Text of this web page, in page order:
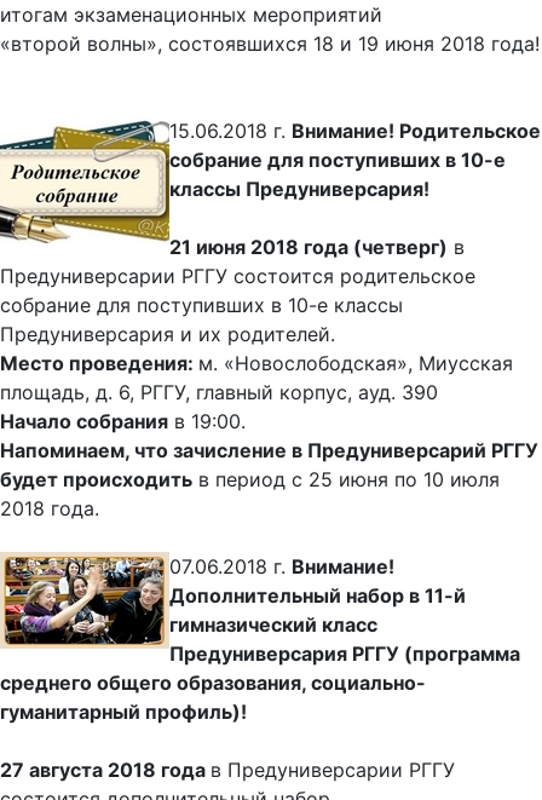
итогам экзаменационных мероприятий
«второй волны», состоявшихся 18 и 19 июня 2018 года!
15.06.2018 г. Внимание! Родительское
собрание для поступивших в 10-е
классы Предуниверсария!
21 июня 2018 года (четверг) в
Предуниверсарии РГГУ состоится родительское
собрание для поступивших в 10-е классы
Предуниверсария и их родителей.
Место проведения: м. «Новослободская», Миусская
площадь, д. 6, РГГУ, главный корпус, ауд. 390
Начало собрания в 19:00.
Напоминаем, что зачисление в Предуниверсарий РГГУ
будет происходить в период с 25 июня по 10 июля
2018 года.
07.06.2018 г. Внимание!
Дополнительный набор в 11-й
гимназический класс
Предуниверсария РГГУ (программа
среднего общего образования, социально-
гуманитарный профиль)!
27 августа 2018 года в Предуниверсарии РГГУ